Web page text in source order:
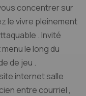
concentrer sur
le vivre pleinement
. Invité
le long du
de jeu .
internet salle
entre courriel ,